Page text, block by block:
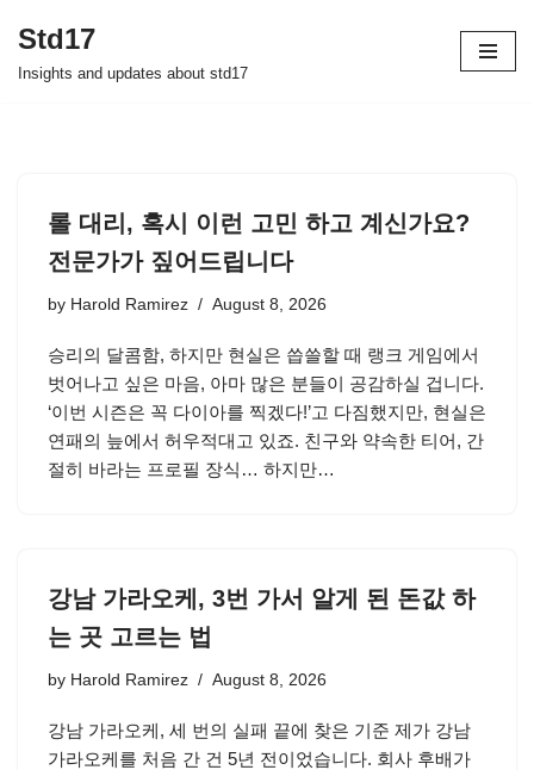
Skip
Std17
Insights and updates about std17
롤 대리, 혹시 이런 고민 하고 계신가요?
전문가가 짚어드립니다
by Harold Ramirez August 8, 2026
승리의 달콤함, 하지만 현실은 씁쓸할 때 랭크 게임에서
벗어나고 싶은 마음, 아마 많은 분들이 공감하실 겁니다.
‘이번 시즌은 꼭 다이아를 찍겠다!’고 다짐했지만, 현실은
연패의 늪에서 허우적대고 있죠. 친구와 약속한 티어, 간
절히 바라는 프로필 장식… 하지만…
강남 가라오케, 3번 가서 알게 된 돈값 하
는 곳 고르는 법
by Harold Ramirez August 8, 2026
강남 가라오케, 세 번의 실패 끝에 찾은 기준 제가 강남
가라오케를 처음 간 건 5년 전이었습니다. 회사 후배가